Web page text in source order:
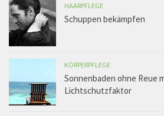
HAARPFLEGE
Schuppen bekämpfen
KÖRPERPFLEGE
Sonnenbaden ohne Reue
Lichtschutzfaktor